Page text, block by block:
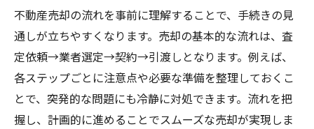
不動産売却の流れを事前に理解することで、手続きの見
通しが立ちやすくなります。売却の基本的な流れは、査
定依頼→業者選定→契約→引渡しとなります。例えば、
各ステップごとに注意点や必要な準備を整理しておくこ
とで、突発的な問題にも冷静に対処できます。流れを把
握し、計画的に進めることでスムーズな売却が実現しま